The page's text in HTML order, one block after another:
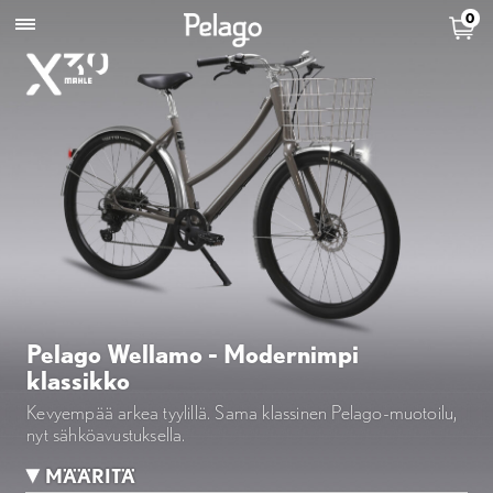
0
Pelago Wellamo - Modernimpi
klassikko
Kevyempää arkea tyylillä. Sama klassinen Pelago-muotoilu,
nyt sähköavustuksella.
MÄÄRITÄ